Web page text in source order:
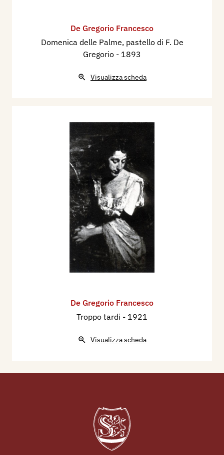
De Gregorio Francesco
Domenica delle Palme, pastello di F. De
Gregorio - 1893
Visualizza scheda
De Gregorio Francesco
Troppo tardi - 1921
Visualizza scheda